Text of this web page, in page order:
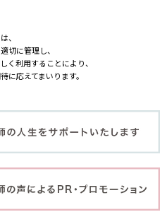
、
切に管理し、
く利用することにより、
に応えてまいります。